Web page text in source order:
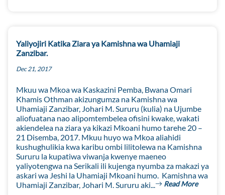
Yaliyojiri Katika Ziara ya Kamishna wa Uhamiaji
Zanzibar.
Dec 21, 2017
Mkuu wa Mkoa wa Kaskazini Pemba, Bwana Omari
Khamis Othman akizungumza na Kamishna wa
Uhamiaji Zanzibar, Johari M. Sururu (kulia) na Ujumbe
aliofuatana nao alipomtembelea ofisini kwake, wakati
akiendelea na ziara ya kikazi Mkoani humo tarehe 20 –
21 Disemba, 2017. Mkuu huyo wa Mkoa aliahidi
kushughulikia kwa karibu ombi lilitolewa na Kamishna
Sururu la kupatiwa viwanja kwenye maeneo
yaliyotengwa na Serikali ili kujenga nyumba za makazi ya
askari wa Jeshi la Uhamiaji Mkoani humo. Kamishna wa
Uhamiaji Zanzibar, Johari M. Sururu aki...
Read More